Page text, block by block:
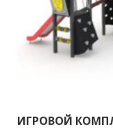
ИГРОВОЙ